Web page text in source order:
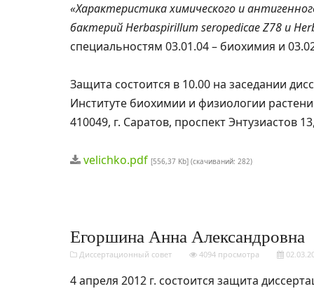
«Характеристика химического и
бактерий Herbaspirillum seropedicae Z78 и
специальностям 03.01.04 – биохимия и
Защита состоится в 10.00 на заседании
Институте биохимии и физиологии
410049, г. Саратов, проспект Энтузиастов
velichko.pdf [556,37 Kb] (cкачиваний: 282)
Егоршина Анна Александровна
Диссертационный совет 4094 просмотра
4 апреля 2012 г. состоится защита